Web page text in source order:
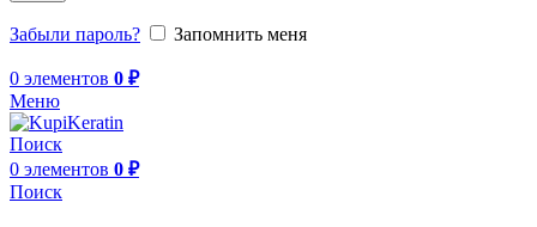
Забыли пароль? Запомнить меня
0 элементов 0 ₽
Меню
Поиск
0 элементов 0 ₽
Поиск